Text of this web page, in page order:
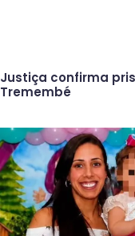
Justiça confirma
Tremembé